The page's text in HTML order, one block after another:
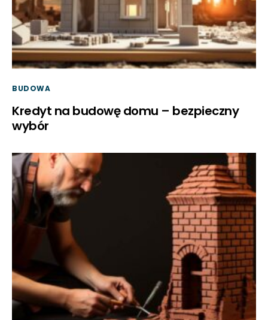
BUDOWA
Kredyt na budowę domu – bezpieczny
wybór